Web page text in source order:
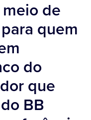
de
quem
do
que
BB